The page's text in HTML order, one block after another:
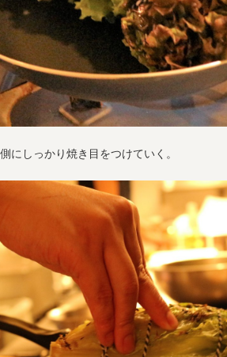
にしっかり焼き目をつけていく。